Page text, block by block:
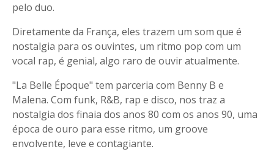
pelo duo.
Diretamente da França, eles trazem um som que é
nostalgia para os ouvintes, um ritmo pop com um
vocal rap, é genial, algo raro de ouvir atualmente.
"La Belle Époque" tem parceria com Benny B e
Malena. Com funk, R&B, rap e disco, nos traz a
nostalgia dos finaia dos anos 80 com os anos 90, uma
época de ouro para esse ritmo, um groove
envolvente, leve e contagiante.